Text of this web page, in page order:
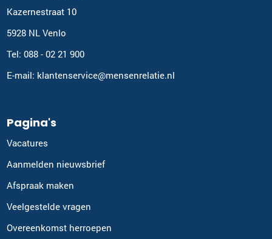
Kazernestraat 10
5928 NL Venlo
Tel: 088 - 02 21 900
E-mail: klantenservice@mensenrelatie.nl
Pagina's
Vacatures
Aanmelden nieuwsbrief
Afspraak maken
Veelgestelde vragen
Overeenkomst herroepen